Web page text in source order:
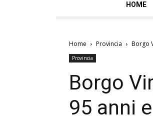
HOME
Home Provincia Borgo
Provincia
Borgo
95 anni